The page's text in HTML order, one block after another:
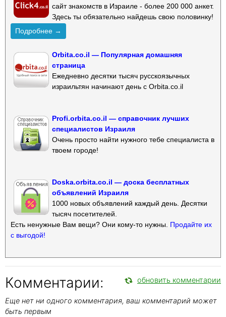
сайт знакомств в Израиле - более 200 000 анкет.
Здесь ты обязательно найдешь свою половинку!
Подробнее →
Orbita.co.il — Популярная домашняя
страница
Ежедневно десятки тысяч русскоязычных
израильтян начинают день с Orbita.co.il
Profi.orbita.co.il — справочник лучших
специалистов Израиля
Очень просто найти нужного тебе специалиста в
твоем городе!
Doska.orbita.co.il — доска бесплатных
объявлений Израиля
1000 новых объявлений каждый день. Десятки
тысяч посетителей.
Есть ненужные Вам вещи? Они кому-то нужны. Продайте их
с выгодой!
Комментарии: обновить комментарии
Еще нет ни одного комментария, ваш комментарий может
быть первым